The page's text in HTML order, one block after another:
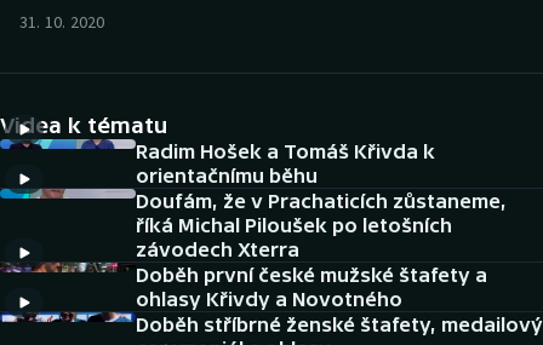
Tenis
DALŠÍ SPORTY
Americký fotbal
Atletika
NEPŘEHLÉDNĚTE
Soutěže
31. 10. 2020
Videa k tématu
Radim Hošek a Tomáš Křivda k
orientačnímu běhu
Doufám, že v Prachaticích zůstaneme,
říká Michal Piloušek po letošních
závodech Xterra
Doběh první české mužské štafety a
ohlasy Křivdy a Novotného
Doběh stříbrné ženské štafety, medailový